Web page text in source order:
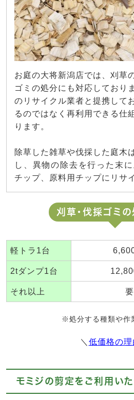
お庭の大将新潟店では、刈草
ゴミの処分にも対応しており
のリサイクル業者と提携して
るのではなく再利用できる仕
ります。
除草した雑草や伐採した庭木
し、異物の除去を行った末
チップ、原料用チップにリサ
刈草・伐採ゴミ
軽トラ1台
2tダンプ1台
それ以上
※処分する種類や作
＼ 低価格の理
モミジの剪定をご利用い